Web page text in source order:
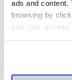
ads and content.
browsing by
you can access
Gestión
En este
Qué